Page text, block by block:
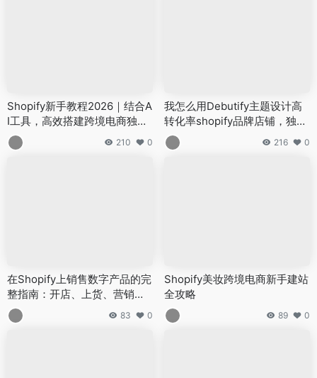
Shopify新手教程2026｜结合A
I工具，高效搭建跨境电商独立
站
210 0
我怎么用Debutify主题设计高
转化率shopify品牌店铺，独立
站shopify哪个模板好 如何选择
216 0
在Shopify上销售数字产品的完
整指南：开店、上货、营销全
覆盖
83 0
Shopify美妆跨境电商新手建站
全攻略
89 0